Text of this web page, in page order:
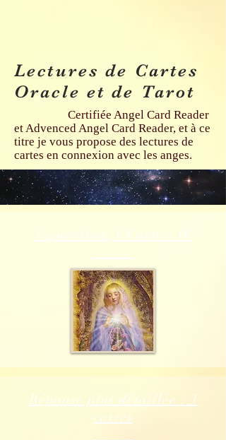
Lectures de Cartes
Oracle et de Tarot
Certifiée Angel Card Reader
et Advenced Angel Card Reader, et à ce
titre je vous propose des lectures de
cartes en connexion avec les anges.
1 question ,1 Carte : 1€
Réponse plus détaillée : 3
cartes